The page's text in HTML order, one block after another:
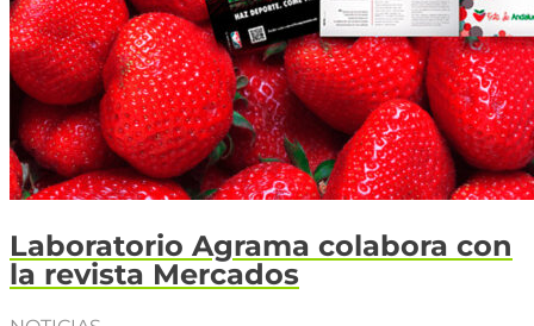
Laboratorio Agrama colabora con
la revista Mercados